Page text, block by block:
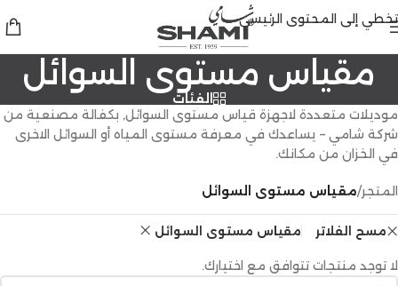
تخطي إلى المحتوى الرئيسي
مقياس مستوى السوائل
الفئات
موديلات متعددة لاجهزة قياس مستوى السوائل, بكفالة مصنعية من
شركة شامي – يساعدك في معرفة مستوى المياه أو السوائل الاخرى
في الخزان من مكانك.
المتجر/مقياس مستوى السوائل
مسح الفلاتر مقياس مستوى السوائل
لا توجد منتجات تتوافق مع اختيارك.